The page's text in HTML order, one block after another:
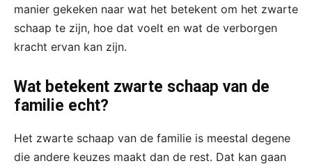
manier gekeken naar wat het betekent om het zwarte
schaap te zijn, hoe dat voelt en wat de verborgen
kracht ervan kan zijn.
Wat betekent zwarte schaap van de
familie echt?
Het zwarte schaap van de familie is meestal degene
die andere keuzes maakt dan de rest. Dat kan gaan